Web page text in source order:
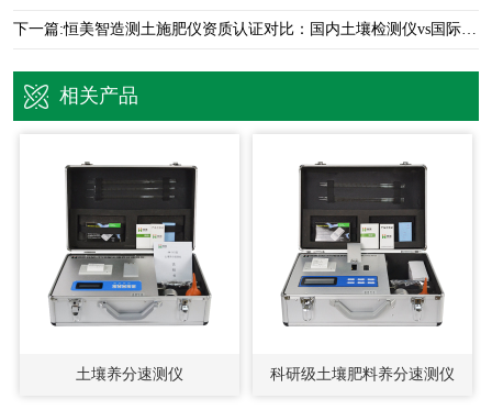
下一篇:恒美智造测土施肥仪资质认证对比：国内土壤检测仪vs国际品牌
相关产品
土壤养分速测仪 科研级土壤肥料养分速测仪